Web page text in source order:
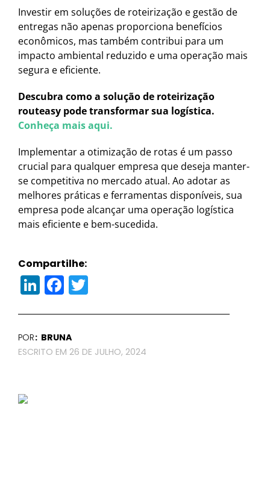
Investir em soluções de roteirização e gestão de
entregas não apenas proporciona benefícios
econômicos, mas também contribui para um
impacto ambiental reduzido e uma operação mais
segura e eficiente.
Descubra como a solução de roteirização
routeasy pode transformar sua logística.
Conheça mais aqui.
Implementar a otimização de rotas é um passo
crucial para qualquer empresa que deseja manter-
se competitiva no mercado atual. Ao adotar as
melhores práticas e ferramentas disponíveis, sua
empresa pode alcançar uma operação logística
mais eficiente e bem-sucedida.
LinkedIn
Facebook
Compartilhe:
POR BRUNA
26 DE JULHO, 2024